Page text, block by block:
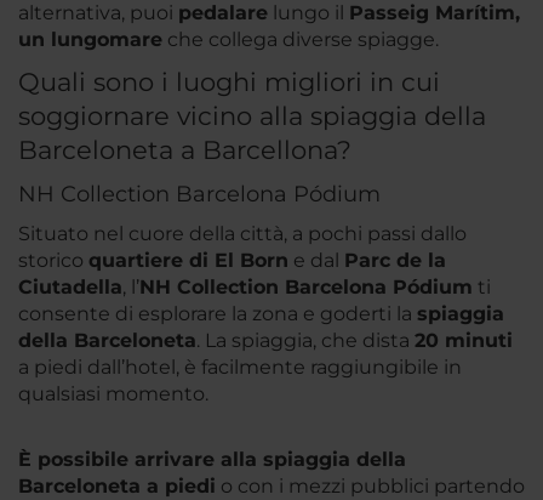
alternativa, puoi pedalare lungo il Passeig Marítim,
un lungomare che collega diverse spiagge.
Quali sono i luoghi migliori in cui
soggiornare vicino alla spiaggia della
Barceloneta a Barcellona?
NH Collection Barcelona Pódium
Situato nel cuore della città, a pochi passi dallo
storico quartiere di El Born e dal Parc de la
Ciutadella, l’NH Collection Barcelona Pódium ti
consente di esplorare la zona e goderti la spiaggia
della Barceloneta. La spiaggia, che dista 20 minuti
a piedi dall’hotel, è facilmente raggiungibile in
qualsiasi momento.
È possibile arrivare alla spiaggia della
Barceloneta a piedi o con i mezzi pubblici partendo